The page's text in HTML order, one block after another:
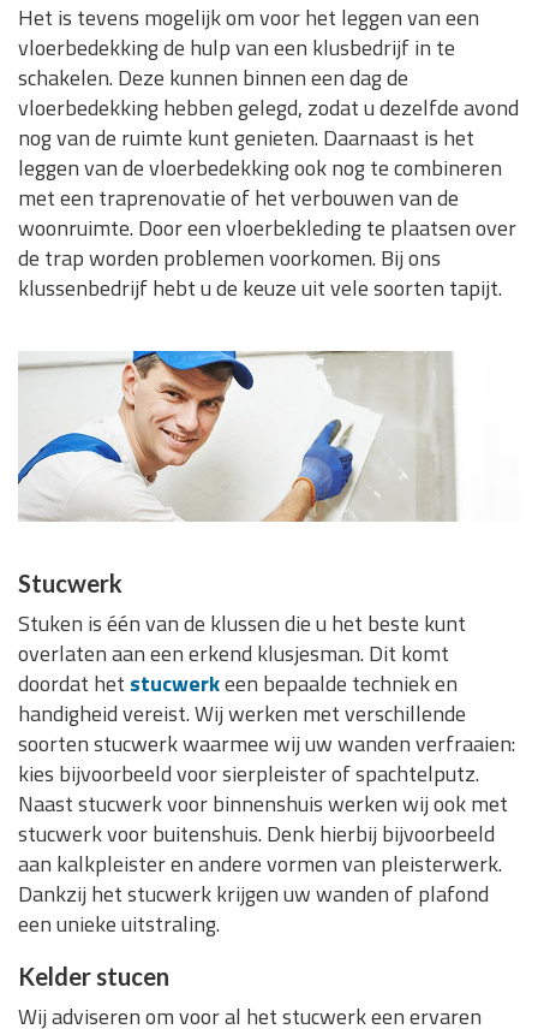
Het is tevens mogelijk om voor het leggen van een
vloerbedekking de hulp van een klusbedrijf in te
schakelen. Deze kunnen binnen een dag de
vloerbedekking hebben gelegd, zodat u dezelfde avond
nog van de ruimte kunt genieten. Daarnaast is het
leggen van de vloerbedekking ook nog te combineren
met een traprenovatie of het verbouwen van de
woonruimte. Door een vloerbekleding te plaatsen over
de trap worden problemen voorkomen. Bij ons
klussenbedrijf hebt u de keuze uit vele soorten tapijt.
Stucwerk
Stuken is één van de klussen die u het beste kunt
overlaten aan een erkend klusjesman. Dit komt
doordat het stucwerkeen bepaalde techniek en
handigheid vereist. Wij werken met verschillende
soorten stucwerk waarmee wij uw wanden verfraaien:
kies bijvoorbeeld voor sierpleister of spachtelputz.
Naast stucwerk voor binnenshuis werken wij ook met
stucwerk voor buitenshuis. Denk hierbij bijvoorbeeld
aan kalkpleister en andere vormen van pleisterwerk.
Dankzij het stucwerk krijgen uw wanden of plafond
een unieke uitstraling.
Kelder stucen
Wij adviseren om voor al het stucwerk een ervaren